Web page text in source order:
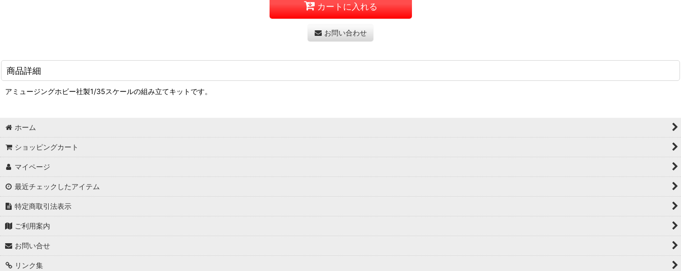
カートに入れる
お問い合わせ
商品詳細
アミュージングホビー社製1/35スケールの組み立てキットです。
ホーム
ショッピングカート
マイページ
最近チェックしたアイテム
特定商取引法表示
ご利用案内
お問い合せ
リンク集